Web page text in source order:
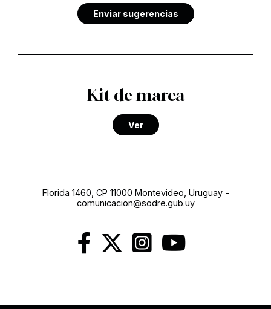
Enviar sugerencias
Kit de marca
Ver
Florida 1460, CP 11000 Montevideo, Uruguay-
comunicacion@sodre.gub.uy